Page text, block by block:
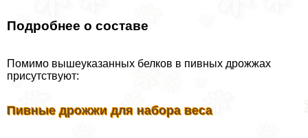
Подробнее о составе
Помимо вышеуказанных белков в пивных дрожжах
присутствуют:
Пивные дрожжи для набора веса